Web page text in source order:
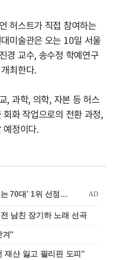
허스트가 직접 참여하는
미술관은 오는 10일 서울
경 교수, 송수정 학예연구
최한다.
, 과학, 의학, 자본 등 허스
화 작업으로의 전환 과정,
예정이다.
남친 장기하 노래 선곡
겨"
재산 잃고 필리핀 도피"